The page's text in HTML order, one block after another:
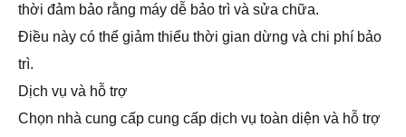
thời đảm bảo rằng máy dễ bảo trì và sửa chữa.
Điều này có thể giảm thiểu thời gian dừng và chi phí bảo
trì.
Dịch vụ và hỗ trợ
Chọn nhà cung cấp cung cấp dịch vụ toàn diện và hỗ trợ